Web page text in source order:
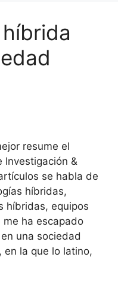
resume el
Investigación &
se habla de
híbridas,
híbridas, equipos
ha escapado
una sociedad
en la que lo latino,